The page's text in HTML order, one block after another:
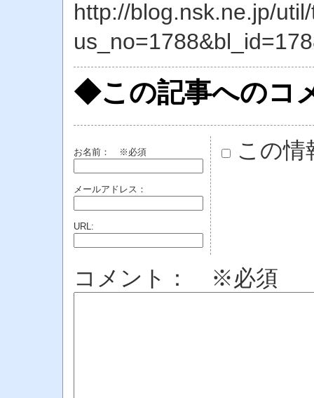
http://blog.nsk.ne.jp/
◆この記事へのコ
お名前： ※必須
メールアドレス：
URL:
この情
コメント： ※必須